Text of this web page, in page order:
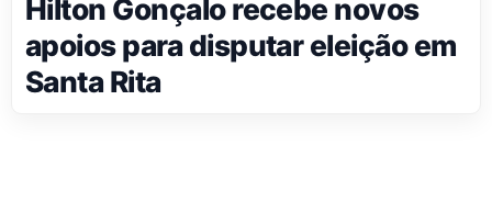
Hilton Gonçalo recebe novos
apoios para disputar eleição em
Santa Rita